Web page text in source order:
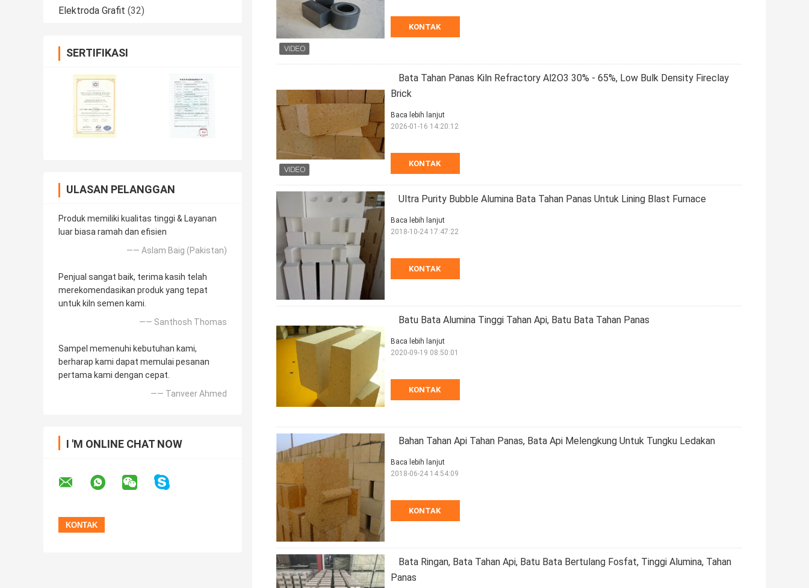
Elektroda Grafit (32)
SERTIFIKASI
ULASAN PELANGGAN
Produk memiliki kualitas tinggi & Layanan
luar biasa ramah dan efisien
—— Aslam Baig (Pakistan)
Penjual sangat baik, terima kasih telah
merekomendasikan produk yang tepat
untuk kiln semen kami.
—— Santhosh Thomas
Sampel memenuhi kebutuhan kami,
berharap kami dapat memulai pesanan
pertama kami dengan cepat.
—— Tanveer Ahmed
I 'M ONLINE CHAT NOW
KONTAK
Bata Tahan Panas Kiln Refractory Al2O3 30% - 65%, Low Bulk Density Fireclay
Brick
KONTAK
Baca lebih lanjut
2026-01-16 14:20:12
Ultra Purity Bubble Alumina Bata Tahan Panas Untuk Lining Blast Furnace
KONTAK
Baca lebih lanjut
2018-10-24 17:47:22
Batu Bata Alumina Tinggi Tahan Api, Batu Bata Tahan Panas
KONTAK
Baca lebih lanjut
2020-09-19 08:50:01
Bahan Tahan Api Tahan Panas, Bata Api Melengkung Untuk Tungku Ledakan
KONTAK
Baca lebih lanjut
2018-06-24 14:54:09
Bata Ringan, Bata Tahan Api, Batu Bata Bertulang Fosfat, Tinggi Alumina, Tahan
Panas